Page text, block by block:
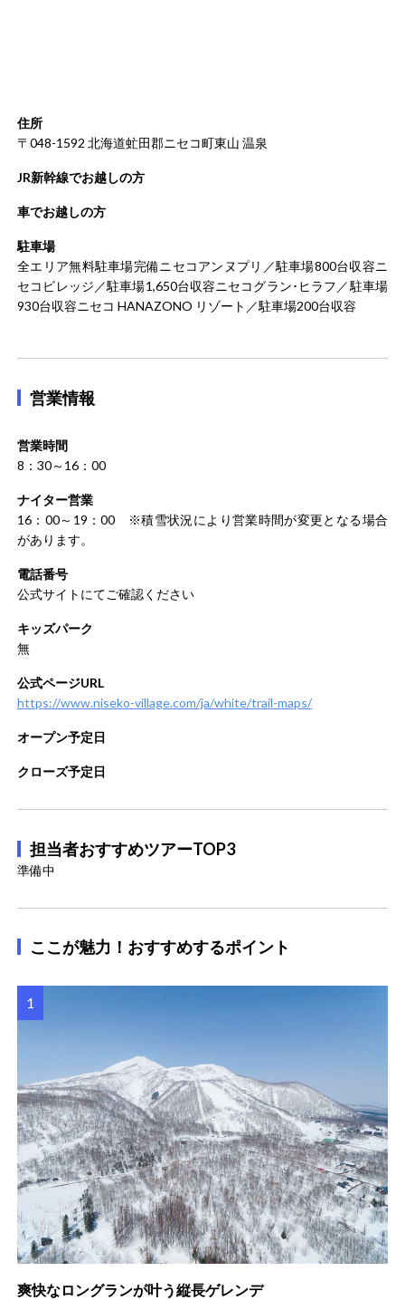
住所
〒048-1592 北海道虻田郡ニセコ町東山 温泉
JR新幹線でお越しの方
車でお越しの方
駐車場
全エリア無料駐車場完備ニセコアンヌプリ／駐車場800台収容ニ
セコビレッジ／駐車場1,650台収容ニセコグラン･ヒラフ／駐車場
930台収容ニセコ HANAZONO リゾート／駐車場200台収容
営業情報
営業時間
8：30～16：00
ナイター営業
16：00～19：00 ※積雪状況により営業時間が変更となる場合
があります。
電話番号
公式サイトにてご確認ください
キッズパーク
無
公式ページURL
https://www.niseko-village.com/ja/white/trail-maps/
オープン予定日
クローズ予定日
担当者おすすめツアーTOP3
準備中
ここが魅力！おすすめするポイント
爽快なロングランが叶う縦長ゲレンデ